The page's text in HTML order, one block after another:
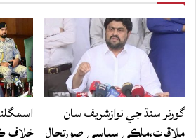
گورنر سنڌ جي نوازشريف سان
ملاقات،ملڪي سياسي صورتحال خلاف